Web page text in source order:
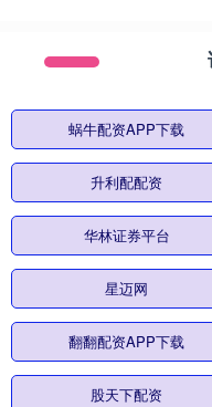
蜗牛配资APP下载
升利配配资
华林证券平台
星迈网
翻翻配资APP下载
股天下配资